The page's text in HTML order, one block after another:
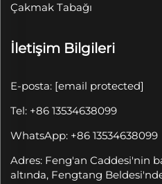
Çakmak Tabağı
İletişim Bilgileri
E-posta: [email protected]
Tel: +86 13534638099
WhatsApp: +86 13534638099
Adres: Feng'an Caddesi'nin
altında, Fengtang